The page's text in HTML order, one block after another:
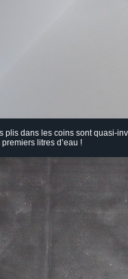
plis dans les coins sont
litres d’eau !